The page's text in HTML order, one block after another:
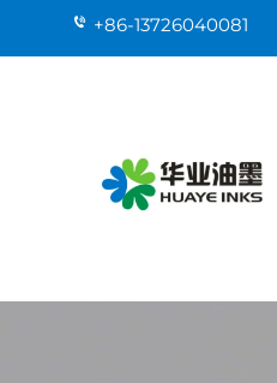
+86-13726040081